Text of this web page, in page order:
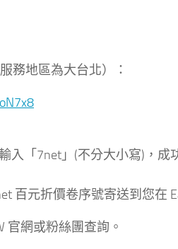
務地區為大台北）：
「7net」(不分大小寫)，
百元折價卷序號寄送到您在
官網或粉絲團查詢。